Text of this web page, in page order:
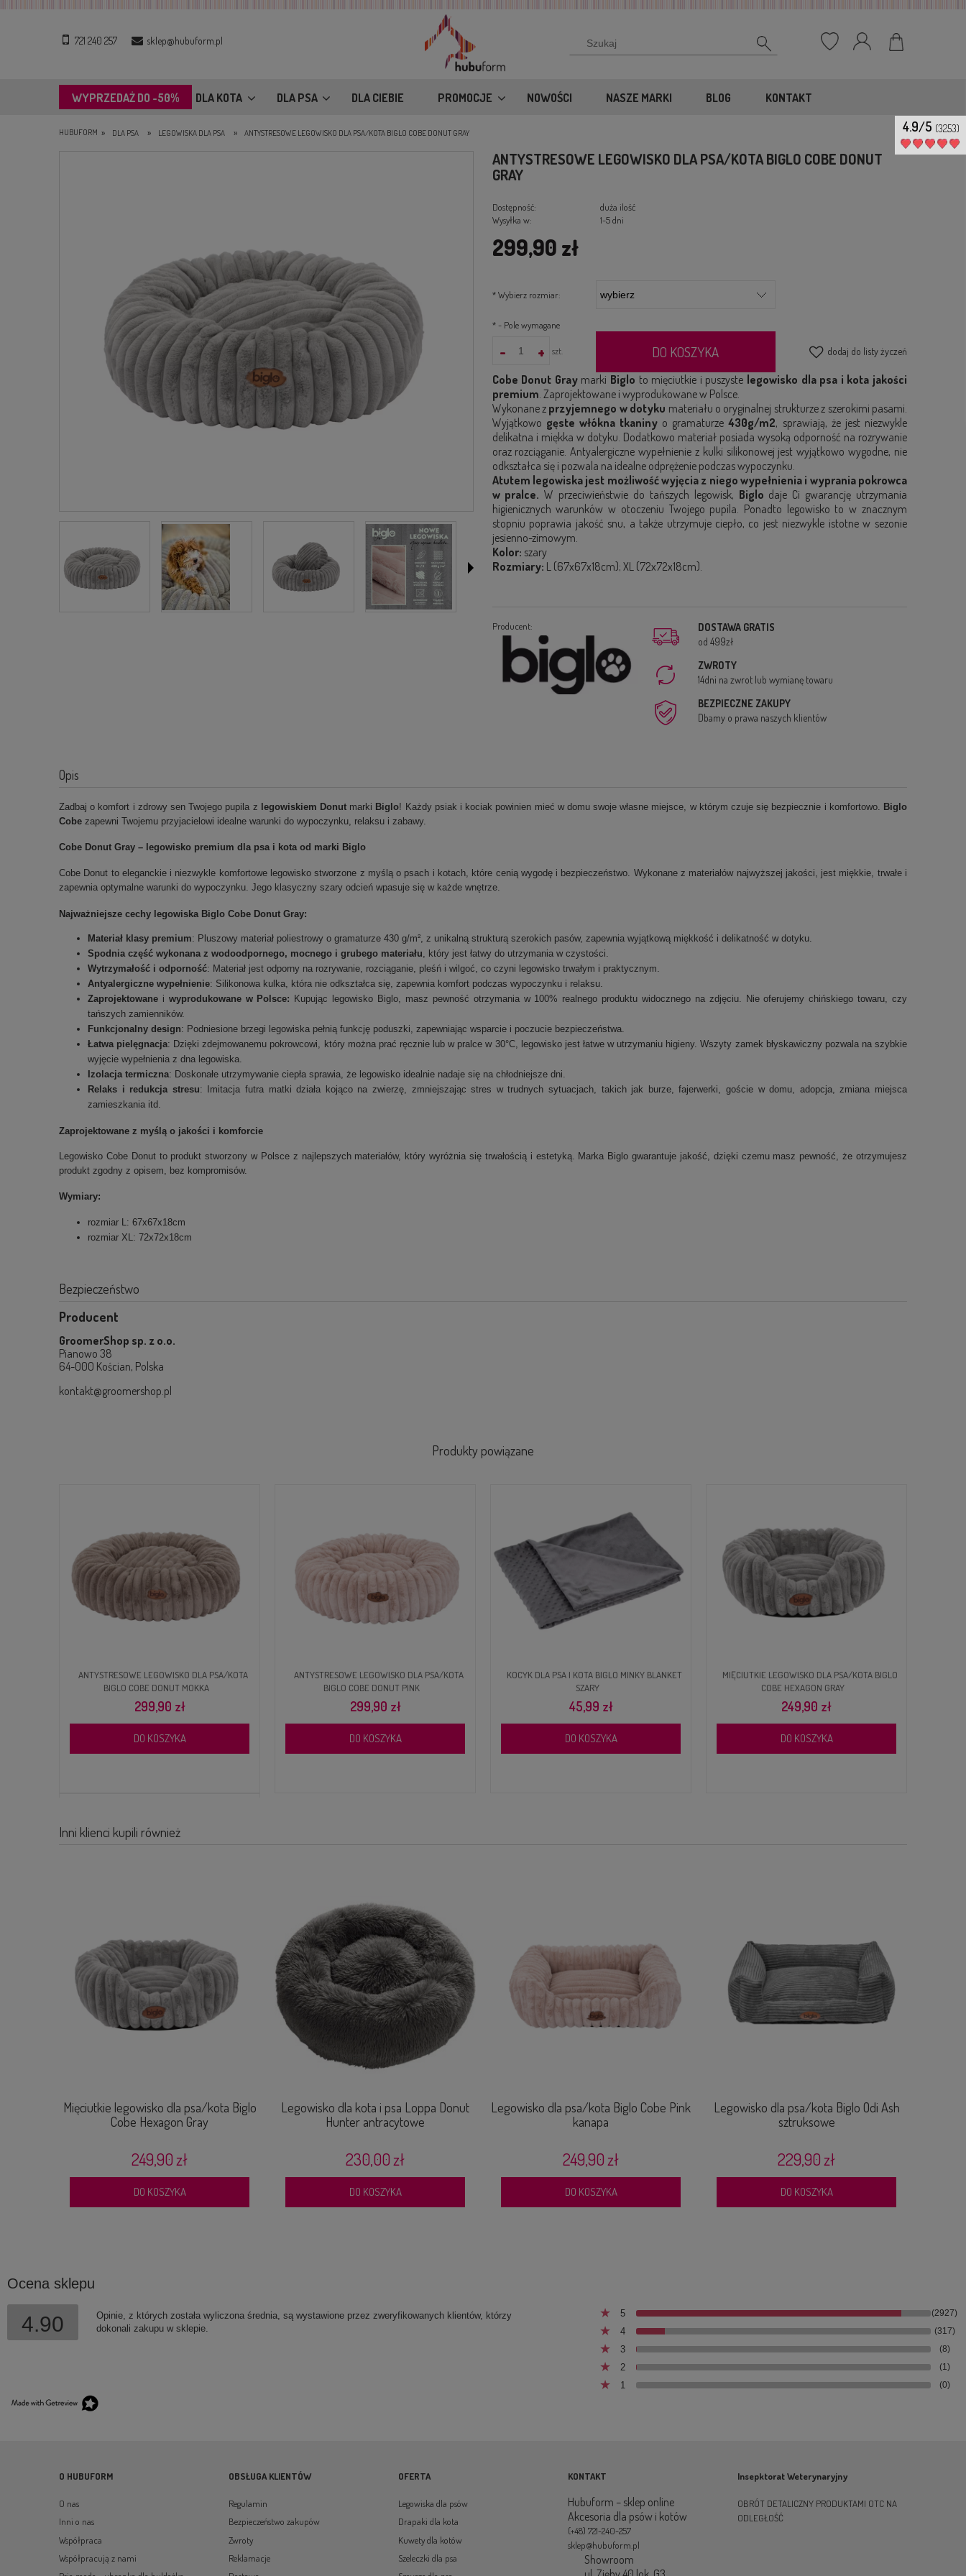
721 240 257 sklep@hubuform.pl
WYPRZEDAŻ DO -50% DLA KOTA DLA PSA DLA CIEBIE PROMOCJE NOWOŚCI NASZE MARKI BLOG KONTAKT
HUBUFORM » DLA PSA » LEGOWISKA DLA PSA » ANTYSTRESOWE LEGOWISKO DLA PSA/KOTA BIGLO COBE DONUT GRAY
ANTYSTRESOWE LEGOWISKO DLA PSA/KOTA BIGLO COBE DONUT
GRAY
Dostępność:
duża ilość
Wysyłka w:
1-5 dni
299,90 zł
*Wybierz rozmiar:
*- Pole wymagane
+
- szt. DO KOSZYKA dodaj do listy życzeń
Cobe Donut Gray marki Biglo to mięciutkie i puszyste legowisko dla psa i kota jakości
premium. Zaprojektowane i wyprodukowane w Polsce.
Wykonane z przyjemnego w dotyku materiału o oryginalnej strukturze z szerokimi pasami.
Wyjątkowo gęste włókna tkaninyo gramaturze430g/m2, sprawiają, że jest niezwykle
delikatna i miękka w dotyku. Dodatkowo materiał posiada wysoką odporność na rozrywanie
oraz rozciąganie. Antyalergiczne wypełnienie z kulki silikonowej jest wyjątkowo wygodne, nie
odkształca się i pozwala na idealne odprężenie podczas wypoczynku.
Atutem legowiska jest możliwość wyjęcia z niego wypełnienia i wyprania pokrowca
w pralce.W przeciwieństwie do tańszych legowisk, Biglo daje Ci gwarancję utrzymania
higienicznych warunków w otoczeniu Twojego pupila. Ponadto legowisko to w znacznym
stopniu poprawia jakość snu, a także utrzymuje ciepło, co jest niezwykle istotne w sezonie
jesienno-zimowym.
Kolor: szary
Rozmiary: L (67x67x18cm); XL (72x72x18cm).
Producent:
DOSTAWA GRATIS
od 499zł
ZWROTY
14dni na zwrot lub wymianę towaru
BEZPIECZNE ZAKUPY
Dbamy o prawa naszych klientów
Opis
Zadbaj o komfort i zdrowy sen Twojego pupila z legowiskiem Donutmarki Biglo! Każdy psiak i kociak powinien mieć w domu swoje własne miejsce, w którym czuje się bezpiecznie i komfortowo. Biglo
Cobe zapewni Twojemu przyjacielowi idealne warunki do wypoczynku, relaksu i zabawy.
Cobe Donut Gray – legowisko premium dla psa i kota od marki Biglo
Cobe Donut to eleganckie i niezwykle komfortowe legowisko stworzone z myślą o psach i kotach, które cenią wygodę i bezpieczeństwo. Wykonane z materiałów najwyższej jakości, jest miękkie, trwałe i
zapewnia optymalne warunki do wypoczynku. Jego klasyczny szary odcień wpasuje się w każde wnętrze.
Najważniejsze cechy legowiska Biglo Cobe Donut Gray:
Materiał klasy premium: Pluszowy materiał poliestrowy o gramaturze 430 g/m², z unikalną strukturą szerokich pasów, zapewnia wyjątkową miękkość i delikatność w dotyku.
Spodnia część wykonana z wodoodpornego, mocnego i grubego materiału , który jest łatwy do utrzymania w czystości.
Wytrzymałość i odporność: Materiał jest odporny na rozrywanie, rozciąganie, pleśń i wilgoć, co czyni legowisko trwałym i praktycznym.
Antyalergiczne wypełnienie: Silikonowa kulka, która nie odkształca się, zapewnia komfort podczas wypoczynku i relaksu.
Zaprojektowane i wyprodukowane w Polsce: Kupując legowisko Biglo, masz pewność otrzymania w 100% realnego produktu widocznego na zdjęciu. Nie oferujemy chińskiego towaru, czy
tańszych zamienników.
Funkcjonalny design: Podniesione brzegi legowiska pełnią funkcję poduszki, zapewniając wsparcie i poczucie bezpieczeństwa.
Łatwa pielęgnacja: Dzięki zdejmowanemu pokrowcowi, który można prać ręcznie lub w pralce w 30°C, legowisko jest łatwe w utrzymaniu higieny. Wszyty zamek błyskawiczny pozwala na szybkie
wyjęcie wypełnienia z dna legowiska.
Izolacja termiczna: Doskonałe utrzymywanie ciepła sprawia, że legowisko idealnie nadaje się na chłodniejsze dni.
Relaks i redukcja stresu: Imitacja futra matki działa kojąco na zwierzę, zmniejszając stres w trudnych sytuacjach, takich jak burze, fajerwerki, goście w domu, adopcja, zmiana miejsca
zamieszkania itd.
Zaprojektowane z myślą o jakości i komforcie
Legowisko Cobe Donut to produkt stworzony w Polsce z najlepszych materiałów, który wyróżnia się trwałością i estetyką. Marka Biglo gwarantuje jakość, dzięki czemu masz pewność, że otrzymujesz
produkt zgodny z opisem, bez kompromisów.
Wymiary:
rozmiar L: 67x67x18cm
rozmiar XL: 72x72x18cm
Bezpieczeństwo
Producent
GroomerShop sp. z o.o.
Pianowo 38
64-000 Kościan, Polska
kontakt@groomershop.pl
Produkty powiązane
ANTYSTRESOWE LEGOWISKO DLA PSA/KOTA
BIGLO COBE DONUT MOKKA
299,90 zł
DO KOSZYKA
ANTYSTRESOWE LEGOWISKO DLA PSA/KOTA
BIGLO COBE DONUT PINK
299,90 zł
DO KOSZYKA
KOCYK DLA PSA I KOTA BIGLO MINKY BLANKET
SZARY
45,99 zł
DO KOSZYKA
MIĘCIUTKIE LEGOWISKO DLA PSA/KOTA BIGLO
COBE HEXAGON GRAY
249,90 zł
DO KOSZYKA
LEGOWISKO DLA KOTA I PSA LOPPA DONUT
HUNTER BIAŁE
230,00 zł
Inni klienci kupili również
Mięciutkie legowisko dla psa/kota Biglo
Cobe Hexagon Gray
249,90 zł
DO KOSZYKA
Legowisko dla kota i psa Loppa Donut
Hunter antracytowe
230,00 zł
DO KOSZYKA
Legowisko dla psa/kota Biglo Cobe Pink
kanapa
249,90 zł
DO KOSZYKA
Legowisko dla psa/kota Biglo Odi Ash
sztruksowe
229,90 zł
DO KOSZYKA
BioThane® wodoodporna BURA
Ocena sklepu
4.90
Opinie, z których została wyliczona średnia, są wystawione przez zweryfikowanych klientów, którzy
dokonali zakupu w sklepie.
5 (2927)
4 (317)
3 (8)
2 (1)
1 (0)
O HUBUFORM
O nas
Inni o nas
Współpraca
Współpracują z nami
OBSŁUGA KLIENTÓW
Regulamin
Bezpieczeństwo zakupów
Zwroty
Reklamacje
OFERTA
Legowiska dla psów
Drapaki dla kota
Kuwety dla kotów
Szeleczki dla psa
KONTAKT
Hubuform – sklep online
Akcesoria dla psów i kotów
(+48) 721-240-257
sklep@hubuform.pl
Showroom
Insepktorat Weterynaryjny
OBRÓT DETALICZNY PRODUKTAMI OTC NA
ODLEGŁOŚĆ
4.9/5 (3253)